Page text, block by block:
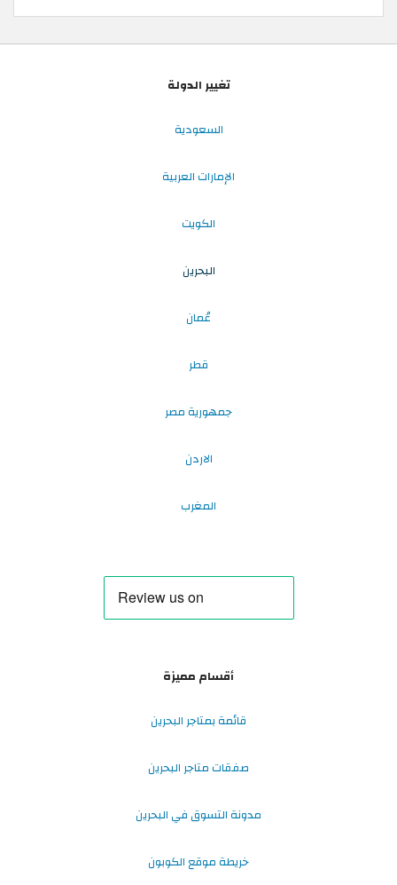
تغيير الدولة
السعودية
الإمارات العربية
الكويت
البحرين
عُمان
قطر
جمهورية مصر
الاردن
المغرب
أقسام مميزة
قائمة بمتاجر البحرين
صفقات متاجر البحرين
مدونة التسوق في البحرين
خريطة موقع الكوبون